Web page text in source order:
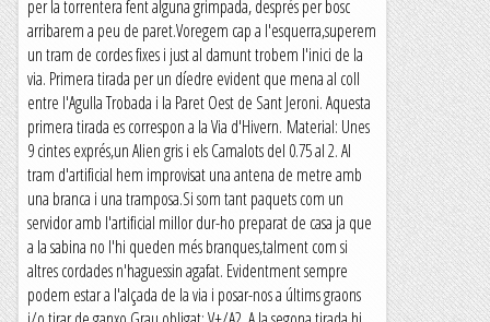
per la torrentera fent alguna grimpada, després per bosc
arribarem a peu de paret.Voregem cap a l'esquerra,superem
un tram de cordes fixes i just al damunt trobem l'inici de la
via. Primera tirada per un díedre evident que mena al coll
entre l'Agulla Trobada i la Paret Oest de Sant Jeroni. Aquesta
primera tirada es correspon a la Via d'Hivern. Material: Unes
9 cintes exprés,un Alien gris i els Camalots del 0.75 al 2. Al
tram d'artificial hem improvisat una antena de metre amb
una branca i una tramposa.Si som tant paquets com un
servidor amb l'artificial millor dur-ho preparat de casa ja que
a la sabina no l'hi queden més branques,talment com si
altres cordades n'haguessin agafat. Evidentment sempre
podem estar a l'alçada de la via i posar-nos a últims graons